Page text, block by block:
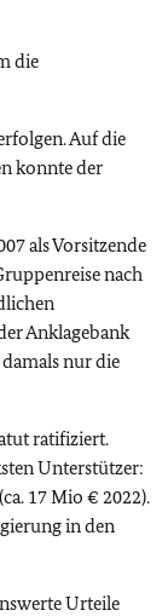
die
Auf die
konnte der
als Vorsitzende
nach
Anklagebank
nur die
ratifiziert.
Unterstützer:
17 Mio € 2022).
in den
Urteile